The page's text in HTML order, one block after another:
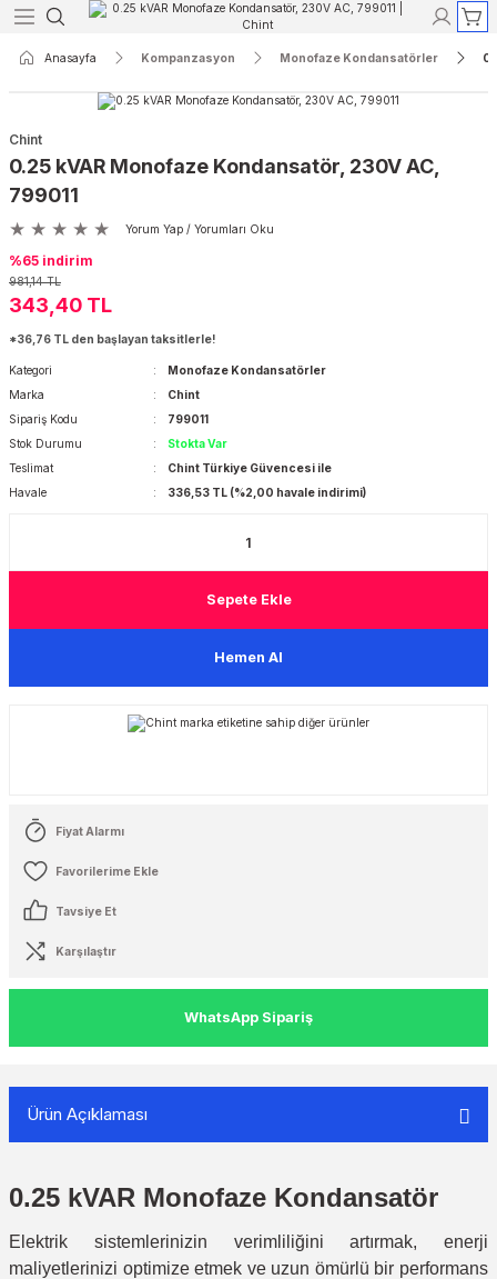
Akım Röleleri
Röleleri
Röleleri
Akım Röleleri
Reaktörleri
Kontaktörleri
ve Lambaları
Aletleri
Şalterleri
Şalterleri
Şalterler
ve Yuvaları
Anasayfa Kompanzasyon Monofaze Kondansatörler
Chint
0.25 kVAR Monofaze Kondansatör, 230V AC,
799011
Yorum Yap / Yorumları Oku
%65 indirim
981,14 TL
343,40 TL
*36,76 TL den başlayan taksitlerle!
Kategori
Monofaze Kondansatörler
Marka
Chint
Sipariş Kodu
799011
Stok Durumu
Stokta Var
Teslimat
Chint Türkiye Güvencesi ile
Havale
336,53 TL (%2,00 havale indirimi)
Sepete Ekle
Hemen Al
Fiyat Alarmı
Tavsiye Et
Karşılaştır
WhatsApp Sipariş
Ürün Açıklaması
0.25 kVAR Monofaze Kondansatör
Elektrik sistemlerinizin verimliliğini artırmak, enerji
maliyetlerinizi optimize etmek ve uzun ömürlü bir performans